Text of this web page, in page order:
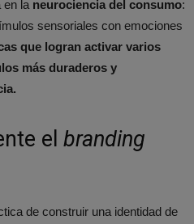
en la neurociencia del consumo:
sensoriales con emociones
que logran activar varios
más duraderos y
el branding
de construir una identidad de